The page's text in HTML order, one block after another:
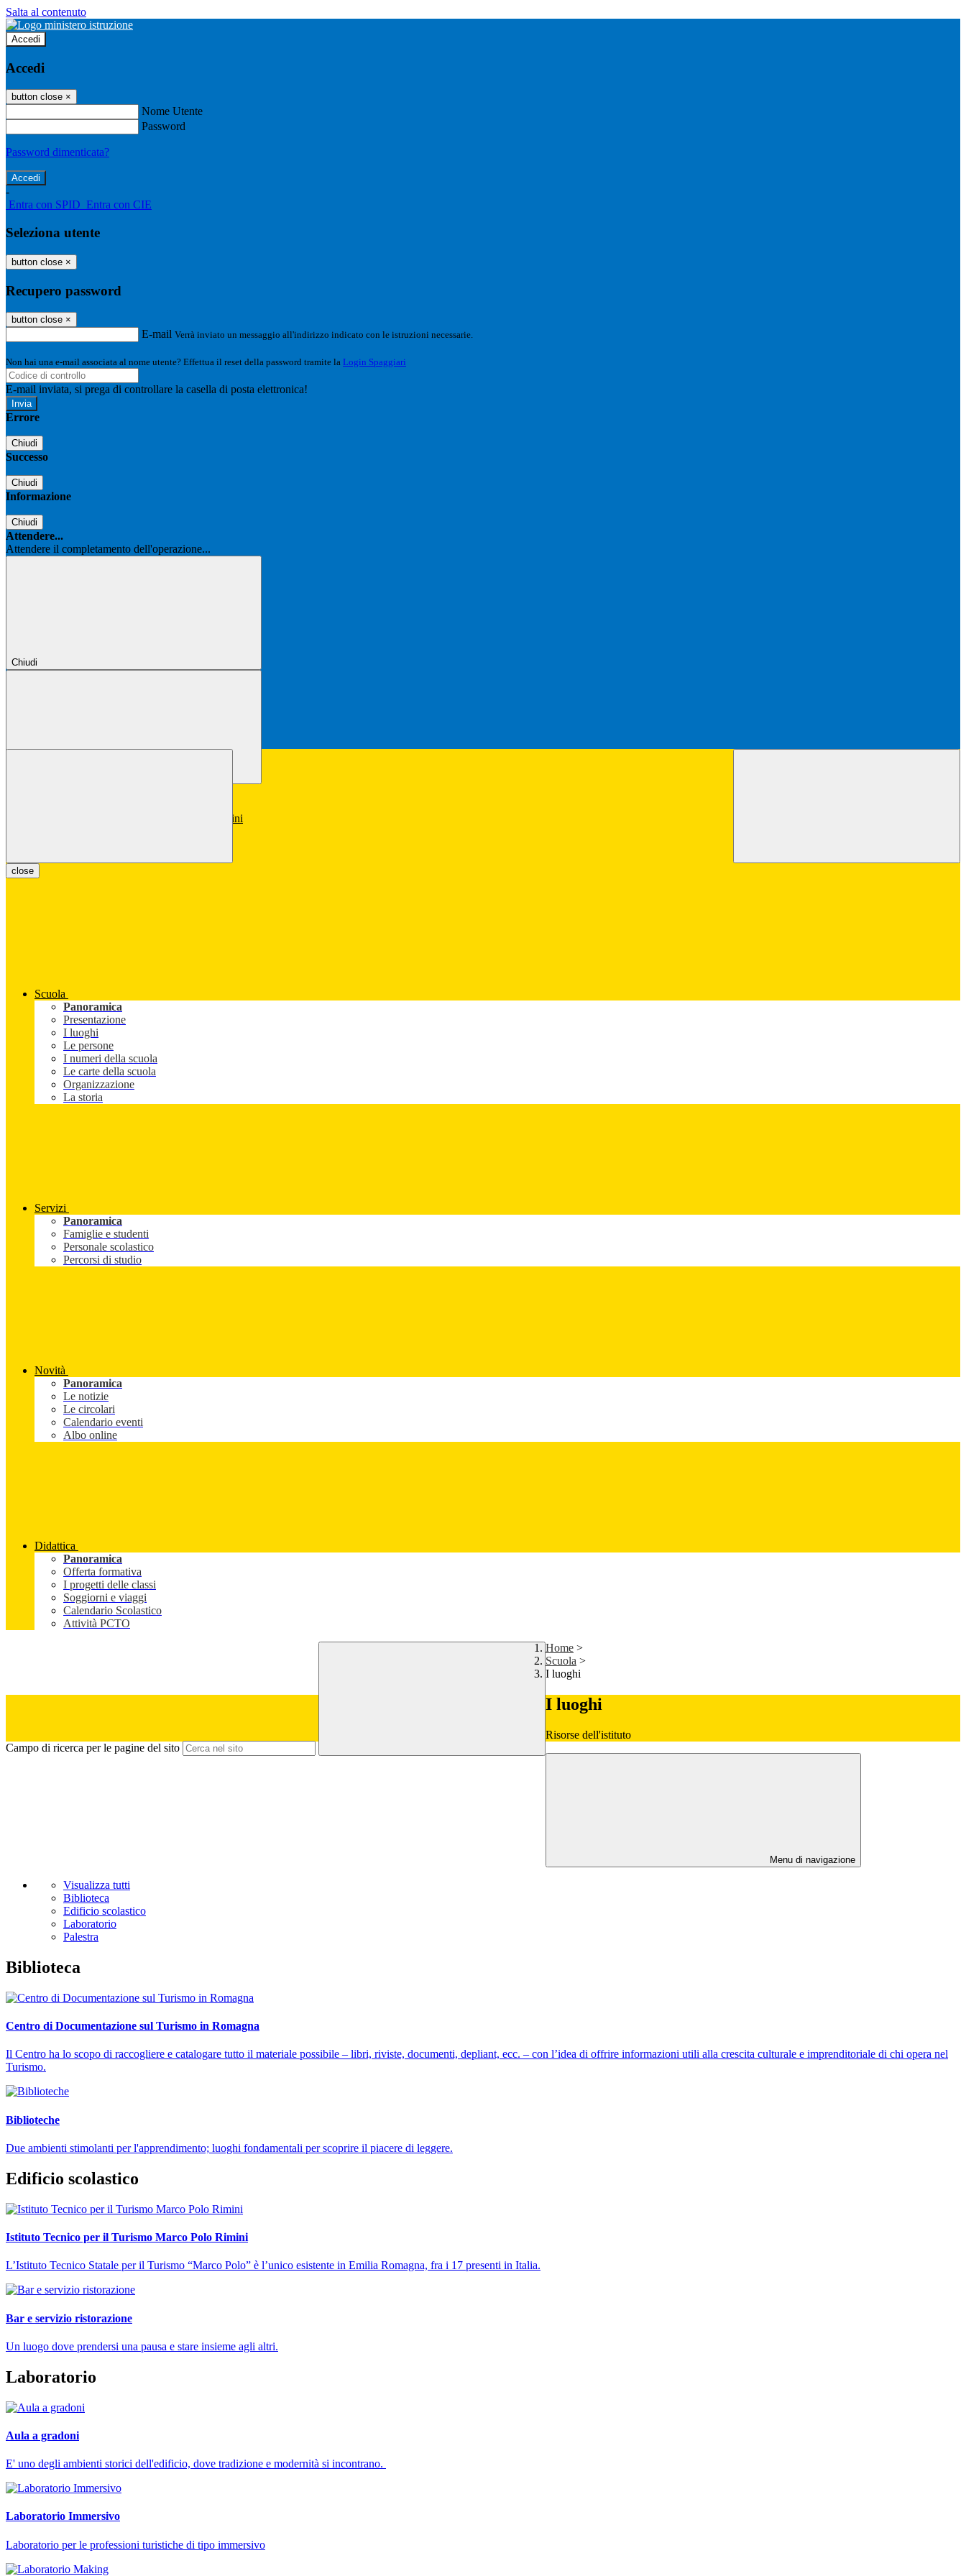
Salta al contenuto
Accedi
Accedi
button close ×
Nome Utente
Password
Password dimenticata?
-
Entra con SPID Entra con CIE
Seleziona utente
button close ×
Recupero password
button close ×
E-mail Verrà inviato un messaggio all'indirizzo indicato con le istruzioni necessarie.
Non hai una e-mail associata al nome utente? Effettua il reset della password tramite la Login Spaggiari
E-mail inviata, si prega di controllare la casella di posta elettronica!
Errore
Chiudi
Successo
Chiudi
Informazione
Chiudi
Attendere...
Attendere il completamento dell'operazione...
Chiudi
close
Scuola
Panoramica
Presentazione
I luoghi
Le persone
I numeri della scuola
Le carte della scuola
Organizzazione
La storia
Servizi
Panoramica
Famiglie e studenti
Personale scolastico
Percorsi di studio
Novità
Panoramica
Le notizie
Le circolari
Calendario eventi
Albo online
Didattica
Panoramica
Offerta formativa
I progetti delle classi
Soggiorni e viaggi
Calendario Scolastico
Attività PCTO
Campo di ricerca per le pagine del sito
Home >
Scuola >
I luoghi
I luoghi
Risorse dell'istituto
Menu di navigazione
Visualizza tutti
Biblioteca
Edificio scolastico
Laboratorio
Palestra
Biblioteca
Centro di Documentazione sul Turismo in Romagna
Il Centro ha lo scopo di raccogliere e catalogare tutto il materiale possibile – libri, riviste, documenti, depliant, ecc. – con l’idea di offrire informazioni utili alla crescita culturale e imprenditoriale di chi opera nel
Turismo.
Biblioteche
Due ambienti stimolanti per l'apprendimento; luoghi fondamentali per scoprire il piacere di leggere.
Edificio scolastico
Istituto Tecnico per il Turismo Marco Polo Rimini
L’Istituto Tecnico Statale per il Turismo “Marco Polo” è l’unico esistente in Emilia Romagna, fra i 17 presenti in Italia.
Bar e servizio ristorazione
Un luogo dove prendersi una pausa e stare insieme agli altri.
Laboratorio
Aula a gradoni
E' uno degli ambienti storici dell'edificio, dove tradizione e modernità si incontrano.
Laboratorio Immersivo
Laboratorio per le professioni turistiche di tipo immersivo